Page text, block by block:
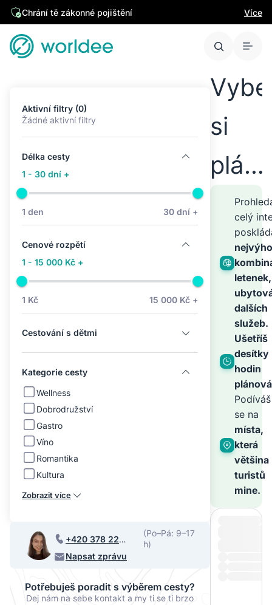
Chrání tě zákonné pojištění Více
Aktivní filtry (0)
Žádné aktivní filtry
Délka cesty
1 - 30 dní +
1 den 30 dní +
Cenové rozpětí
1 - 15 000 Kč +
1 Kč 15 000 Kč +
Cestování s dětmi
Kategorie cesty
Wellness
Dobrodružství
Gastro
Víno
Romantika
Kultura
Zobrazit více
+420 378 220
068
(Po–Pá: 9–17
h)
Napsat zprávu
Potřebuješ poradit s výběrem cesty?
Dej nám na sebe kontakt a my ti se ti brzo
si
plán
cesty
na
světě
–
je
celý
letenek,
dalších
služeb.
Ušetříš
desítky
hodin
Podíváš
se na
místa,
která
většina
turistů
mine.